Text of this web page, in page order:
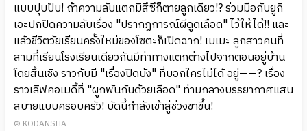
แบบปุบปับ! ถ้าความลับแตกมิสึซึก็ตายลูกเดียว!? ร่วมมือกับยูกิ
เอะปกปิดความลับเรื่อง "ปรากฏการณ์ผีดูดเลือด" ไว้ให้ได้!! และ
แล้วชีวิตวัยเรียนครั้งใหม่ของโซตะก็เปิดฉาก! เมเมะ ลูกสาวคนที่
สามที่เรียนโรงเรียนเดียวกันมีท่าทางแตกต่างไปจากตอนอยู่บ้าน
โดยสิ้นเชิง ราวกับมี "เรื่องปิดบัง" ที่บอกใครไม่ได้ อยู่——? เรื่อง
ราวเลิฟคอเมดี้ที่ "ผูกพันกันด้วยเลือด" ท่ามกลางบรรยากาศแสน
สบายแบบครอบครัว! บัดนี้กำลังเข้าสู่ช่วงขาขึ้น!
© KODANSHA